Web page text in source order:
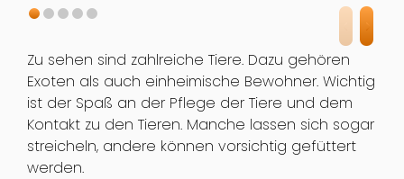
Zu sehen sind zahlreiche Tiere. Dazu gehören
Exoten als auch einheimische Bewohner. Wichtig
ist der Spaß an der Pflege der Tiere und dem
Kontakt zu den Tieren. Manche lassen sich sogar
streicheln, andere können vorsichtig gefüttert
werden.